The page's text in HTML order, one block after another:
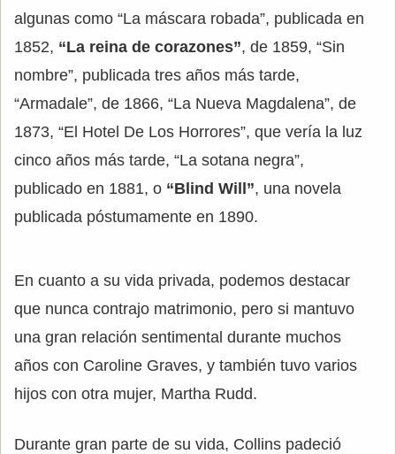
algunas como “La máscara robada”, publicada en
1852, “La reina de corazones”, de 1859, “Sin
nombre”, publicada tres años más tarde,
“Armadale”, de 1866, “La Nueva Magdalena”, de
1873, “El Hotel De Los Horrores”, que vería la luz
cinco años más tarde, “La sotana negra”,
publicado en 1881, o “Blind Will”, una novela
publicada póstumamente en 1890.
En cuanto a su vida privada, podemos destacar
que nunca contrajo matrimonio, pero si mantuvo
una gran relación sentimental durante muchos
años con Caroline Graves, y también tuvo varios
hijos con otra mujer, Martha Rudd.
Durante gran parte de su vida, Collins padeció